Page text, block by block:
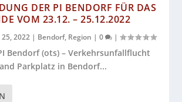
DER PI BENDORF FÜR DAS
VOM 23.12. – 25.12.2022
25, 2022 | Bendorf, Region |0 |
Bendorf (ots) – Verkehrsunfallflucht
Parkplatz in Bendorf...